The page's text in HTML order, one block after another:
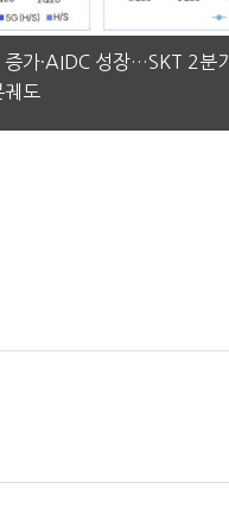
증가·AIDC 성장…SKT 2분기
궤도